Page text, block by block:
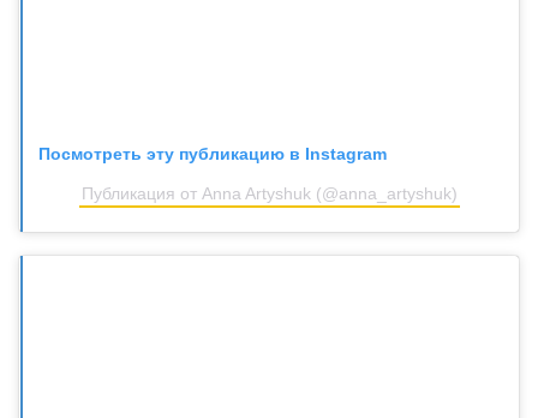
Посмотреть эту публикацию в Instagram
Публикация от Anna Artyshuk (@anna_artyshuk)